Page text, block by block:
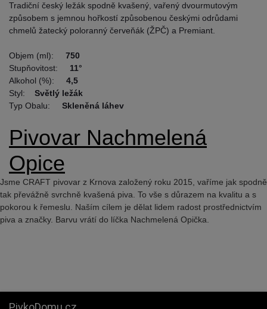
Tradiční český ležák spodně kvašený, vařený dvourmutovým
způsobem s jemnou hořkostí způsobenou českými odrůdami
chmelů žatecký poloranný červeňák (ŽPČ) a Premiant.
Objem (ml): 750
Stupňovitost: 11°
Alkohol (%): 4,5
Styl: Světlý ležák
Typ Obalu: Skleněná láhev
Pivovar Nachmelená
Opice
Jsme CRAFT pivovar z Krnova založený roku 2015, vaříme jak spodně
tak převážně svrchně kvašená piva. To vše s důrazem na kvalitu a s
pokorou k řemeslu. Naším cílem je dělat lidem radost prostřednictvím
piva a značky. Barvu vrátí do líčka Nachmelená Opička.